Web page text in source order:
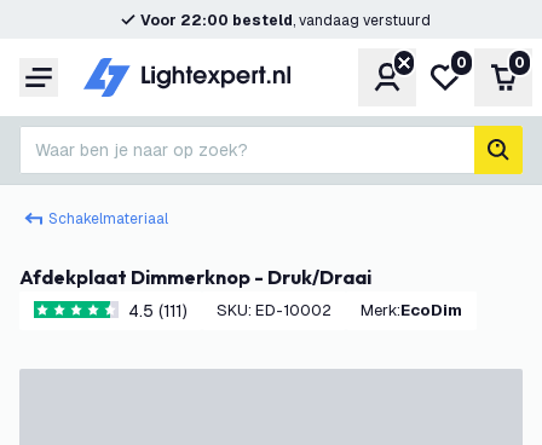
Voor 22:00 besteld, vandaag verstuurd
Menu Account
Mijn
0 0
Waar ben je naar op zoek?
Schakelmateriaal
Afdekplaat Dimmerknop - Druk/Draai
4.5 score sterren
4.5 (111) SKU: ED-10002 Merk: EcoDim